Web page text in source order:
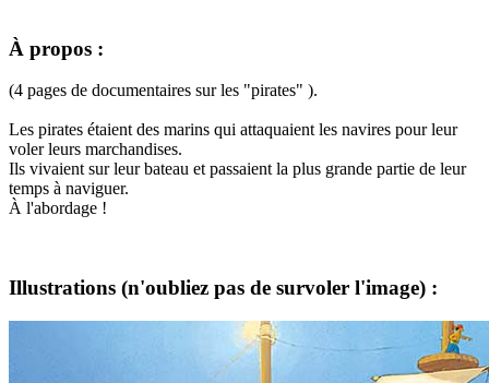
À propos :
(4 pages de documentaires sur les "pirates" ).
Les pirates étaient des marins qui attaquaient les navires pour leur
voler leurs marchandises.
Ils vivaient sur leur bateau et passaient la plus grande partie de leur
temps à naviguer.
À l'abordage !
Illustrations (n'oubliez pas de survoler l'image) :